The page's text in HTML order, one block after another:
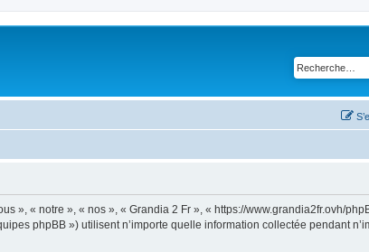
», « notre », « nos », « Grandia 2 Fr », « https://www.grandia2fr.ovh/
phpBB ») utilisent n’importe quelle information collectée pendant